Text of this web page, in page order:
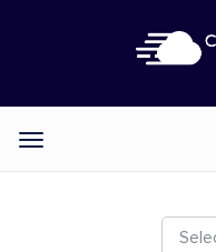
Categories